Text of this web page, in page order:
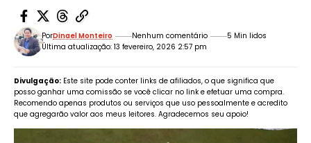
Última atualização: 13 fevereiro, 2026 2:57 pm
PorDinael Monteiro Nenhum comentário 5 Min lidos
Divulgação: Este site pode conter links de afiliados, o que significa que
posso ganhar uma comissão se você clicar no link e efetuar uma compra.
Recomendo apenas produtos ou serviços que uso pessoalmente e acredito
que agregarão valor aos meus leitores. Agradecemos seu apoio!